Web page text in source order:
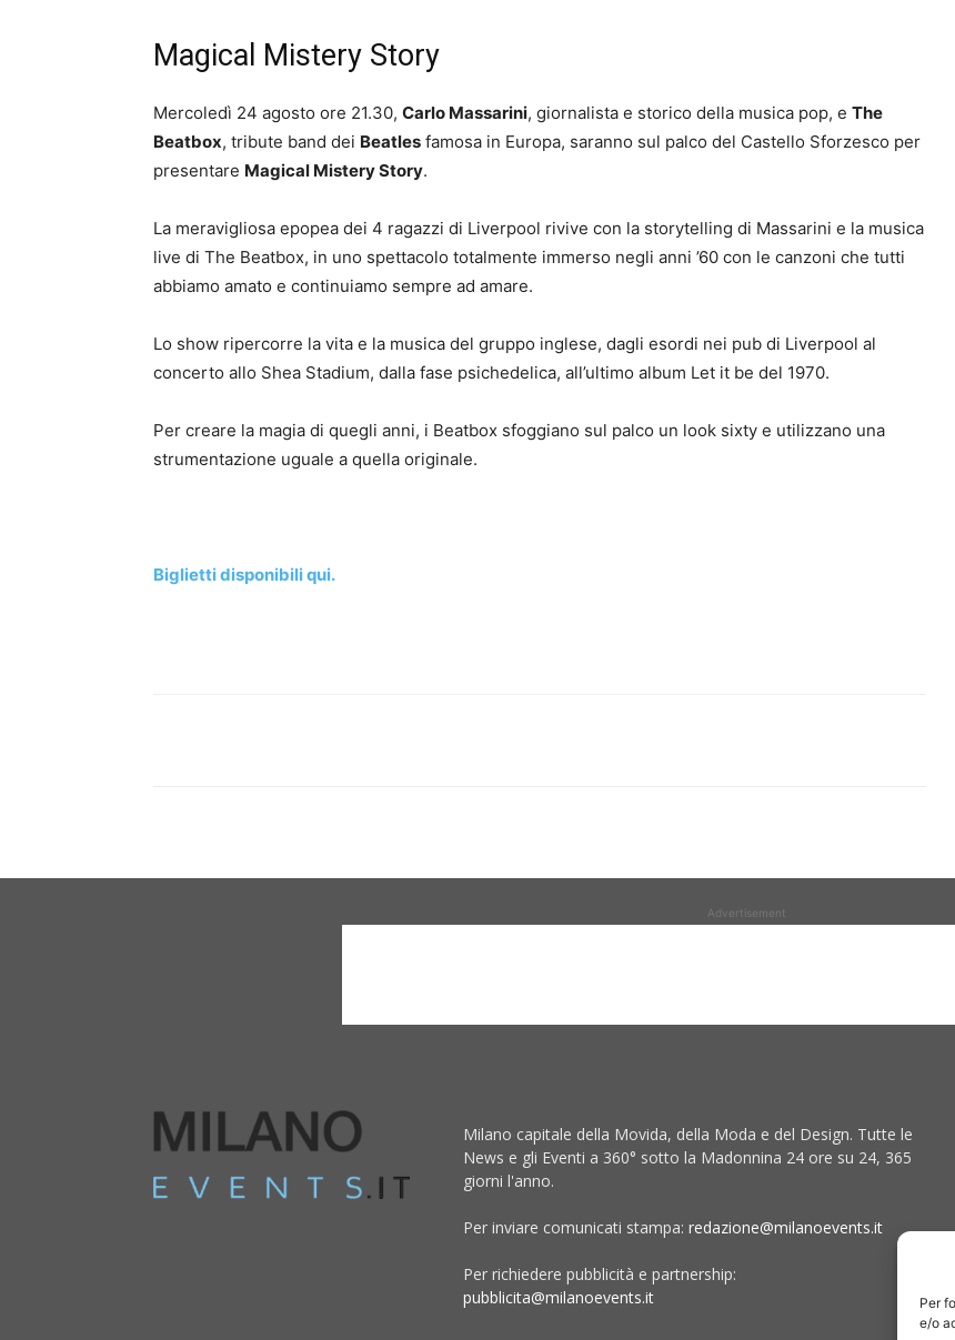
Per
e/o
Magical Mistery Story
Mercoledì 24 agosto ore 21.30, Carlo Massarini, giornalista e storico della musica pop, e The
Beatbox, tribute band dei Beatles famosa in Europa, saranno sul palco del Castello Sforzesco per
presentare Magical Mistery Story.
La meravigliosa epopea dei 4 ragazzi di Liverpool rivive con la storytelling di Massarini e la musica
live di The Beatbox, in uno spettacolo totalmente immerso negli anni ’60 con le canzoni che tutti
abbiamo amato e continuiamo sempre ad amare.
Lo show ripercorre la vita e la musica del gruppo inglese, dagli esordi nei pub di Liverpool al
concerto allo Shea Stadium, dalla fase psichedelica, all’ultimo album Let it be del 1970.
Per creare la magia di quegli anni, i Beatbox sfoggiano sul palco un look sixty e utilizzano una
strumentazione uguale a quella originale.
Biglietti disponibili qui.
Advertisement
Milano capitale della Movida, della Moda e del Design. Tutte le
News e gli Eventi a 360° sotto la Madonnina 24 ore su 24, 365
giorni l'anno.
Per inviare comunicati stampa: redazione@milanoevents.it
Per richiedere pubblicità e partnership:
pubblicita@milanoevents.it